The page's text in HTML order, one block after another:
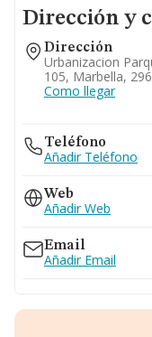
Dirección y
Dirección
Urbanizacion
105, Marbella,
Como llegar
Teléfono
Añadir Teléfono
Web
Añadir Web
Email
Añadir Email